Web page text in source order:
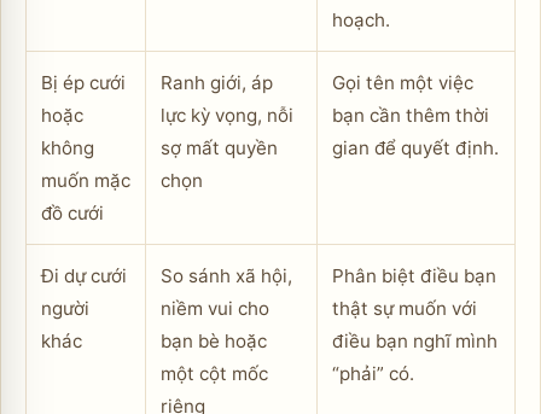
hoạch.
Bị ép cưới
hoặc
không
muốn mặc
đồ cưới
Ranh giới, áp
lực kỳ vọng, nỗi
sợ mất quyền
chọn
Gọi tên một việc
bạn cần thêm thời
gian để quyết định.
Đi dự cưới
người
khác
So sánh xã hội,
niềm vui cho
bạn bè hoặc
một cột mốc
riêng
Phân biệt điều bạn
thật sự muốn với
điều bạn nghĩ mình
“phải” có.